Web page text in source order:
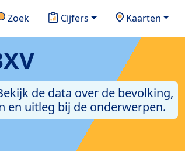
Zoek Cijfers Kaarten
de data over de bevolking,
en uitleg bij de onderwerpen.